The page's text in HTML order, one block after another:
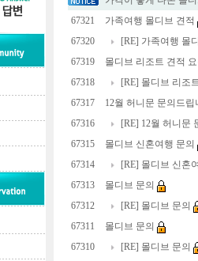
67321
가족여행 몰디브 견적
67320
[RE] 가족여행 몰
67319
몰디브 리조트 견적
67318
[RE] 몰디브 리조
67317
12월 허니문 문의드립
67316
[RE] 12월 허니문
67315
몰디브 신혼여행 문의
67314
[RE] 몰디브 신혼
67313
몰디브 문의
67312
[RE] 몰디브 문의
67311
몰디브 문의
67310
[RE] 몰디브 문의